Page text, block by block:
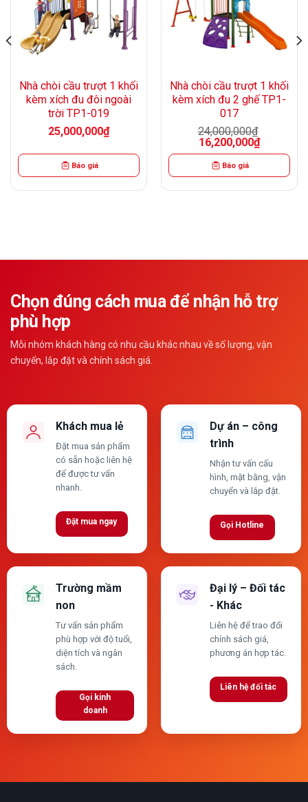
Nhà chòi cầu trượt 1 khối
kèm xích đu đôi ngoài
trời TP1-019
25,000,000₫
Báo giá
Nhà chòi cầu trượt 1 khối
kèm xích đu 2 ghế TP1-
017
24,000,000₫
Giá
gốc
24,000,000₫.
16,200,000₫Giá
hiện
Báo giá
Chọn đúng cách mua để nhận hỗ trợ
phù hợp
Mỗi nhóm khách hàng có nhu cầu khác nhau về số lượng, vận
chuyển, lắp đặt và chính sách giá.
Khách mua lẻ
Đặt mua sản phẩm
có sẵn hoặc liên hệ
để được tư vấn
nhanh.
Đặt mua ngay
Dự án – công
trình
Nhận tư vấn cấu
hình, mặt bằng, vận
chuyển và lắp đặt.
Gọi Hotline
Trường mầm
non
Tư vấn sản phẩm
phù hợp với độ tuổi,
diện tích và ngân
sách.
Gọi kinh
doanh
Đại lý – Đối tác
- Khác
Liên hệ để trao đổi
chính sách giá,
phương án hợp tác.
Liên hệ đối tác